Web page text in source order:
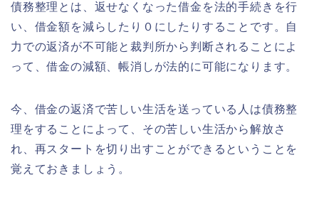
債務整理とは、 返せなくなった借金を法的手続きを行
い、借金額を減らしたり０にしたりすること です。自
力での返済が不可能と裁判所から判断されることによ
って、借金の減額、帳消しが法的に可能になります。
今、借金の返済で苦しい生活を送っている人は債務整
理をすることによって、その苦しい生活から解放さ
れ、再スタートを切り出すことができるということを
覚えておきましょう。